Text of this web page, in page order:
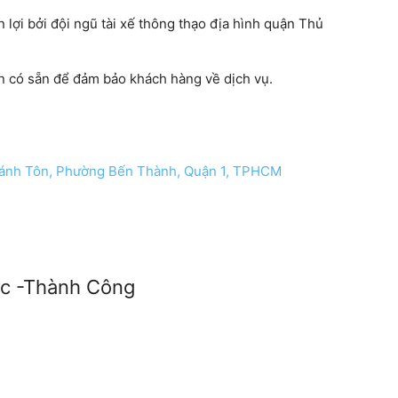
lợi bởi đội ngũ tài xế thông thạo địa hình quận Thủ
sẵn để đảm bảo khách hàng về dịch vụ.
Tôn, Phường Bến Thành, Quận 1, TPHCM
-Thành Công